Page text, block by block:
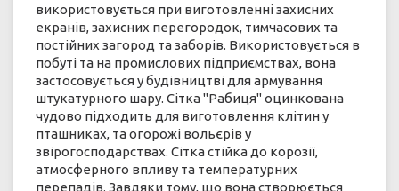
використовується при виготовленні захисних
екранів, захисних перегородок, тимчасових та
постійних загород та заборів. Використовується в
побуті та на промислових підприємствах, вона
застосовується у будівництві для армування
штукатурного шару. Сітка "Рабиця" оцинкована
чудово підходить для виготовлення клітин у
пташниках, та огорожі вольєрів у
звірогосподарствах. Сітка стійка до корозії,
атмосферного впливу та температурних
перепадів. Завдяки тому, що вона створюється